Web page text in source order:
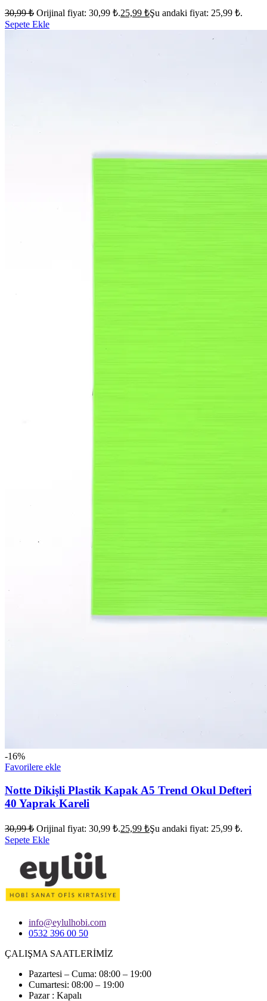
30,99₺ Orijinal fiyat: 30,99 ₺.25,99 ₺Şu andaki fiyat: 25,99 ₺.
Sepete Ekle
-16%
Favorilere ekle
Notte Dikişli Plastik Kapak A5 Trend Okul Defteri
40 Yaprak Kareli
30,99₺ Orijinal fiyat: 30,99 ₺.25,99 ₺Şu andaki fiyat: 25,99 ₺.
Sepete Ekle
info@eylulhobi.com
0532 396 00 50
ÇALIŞMA SAATLERİMİZ
Pazartesi – Cuma: 08:00 – 19:00
Cumartesi: 08:00 – 19:00
Pazar : Kapalı